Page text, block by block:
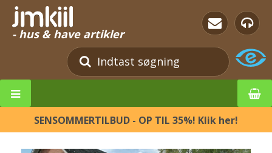
- hus & have artikler
SENSOMMERTILBUD - OP TIL 35%! Klik her!